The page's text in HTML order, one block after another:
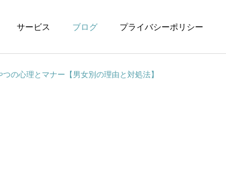
サービス ブログ プライバシーポリシー
の心理とマナー【男女別の理由と対処法】